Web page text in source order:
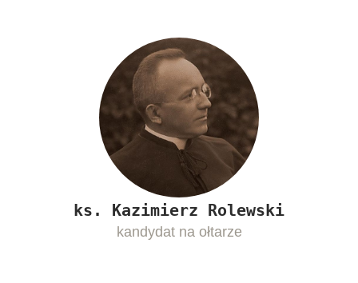
ks. Kazimierz Rolewski
kandydat na ołtarze